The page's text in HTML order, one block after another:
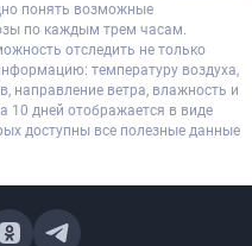
понять возможные
по каждым трем часам.
отследить не только
температуру воздуха,
направление ветра, влажность и
10 дней отображается в виде
доступны все полезные данные